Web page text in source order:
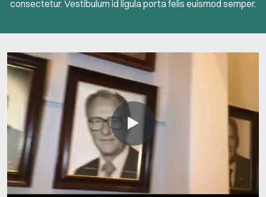
consectetur. Vestibulum id ligula porta felis euismod semper.